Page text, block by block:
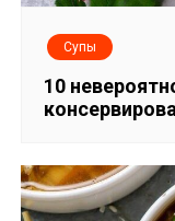
м
Супы
10